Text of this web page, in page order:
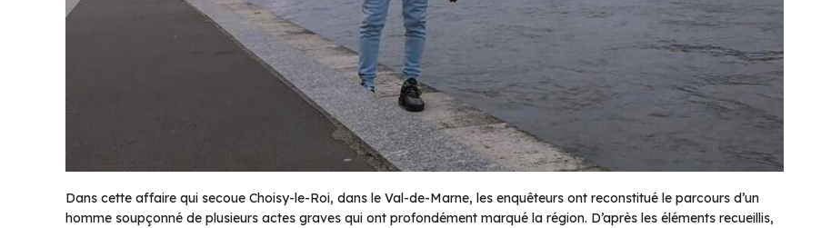
Dans cette affaire qui secoue Choisy-le-Roi, dans le Val-de-Marne, les enquêteurs ont reconstitué le parcours d’un
homme soupçonné de plusieurs actes graves qui ont profondément marqué la région. D’après les éléments recueillis,